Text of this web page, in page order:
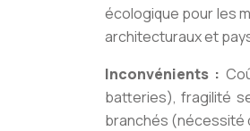
écologique pour les
architecturaux et
Inconvénients :
batteries), fragilité
branchés (nécessité